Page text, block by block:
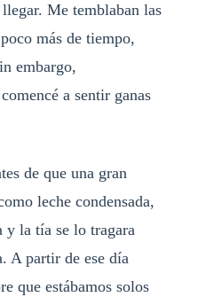
Me temblaban las
más de tiempo,
embargo,
a sentir ganas
de que una gran
leche condensada,
y la tía se lo tragara
A partir de ese día
que estábamos solos